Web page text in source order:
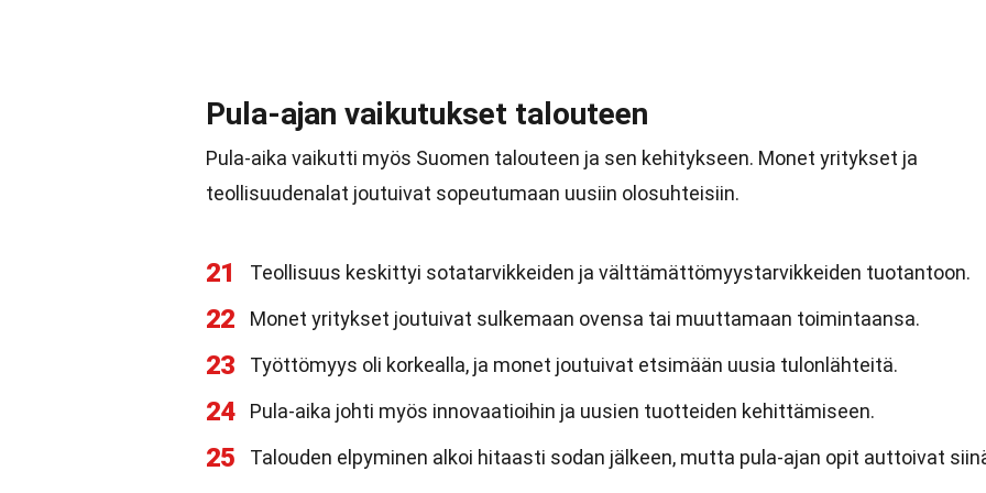
Pula-ajan vaikutukset talouteen
Pula-aika vaikutti myös Suomen talouteen ja sen kehitykseen. Monet yritykset ja
teollisuudenalat joutuivat sopeutumaan uusiin olosuhteisiin.
21 Teollisuus keskittyi sotatarvikkeiden ja välttämättömyystarvikkeiden tuotantoon.
22 Monet yritykset joutuivat sulkemaan ovensa tai muuttamaan toimintaansa.
23 Työttömyys oli korkealla, ja monet joutuivat etsimään uusia tulonlähteitä.
24 Pula-aika johti myös innovaatioihin ja uusien tuotteiden kehittämiseen.
25 Talouden elpyminen alkoi hitaasti sodan jälkeen, mutta pula-ajan opit auttoivat